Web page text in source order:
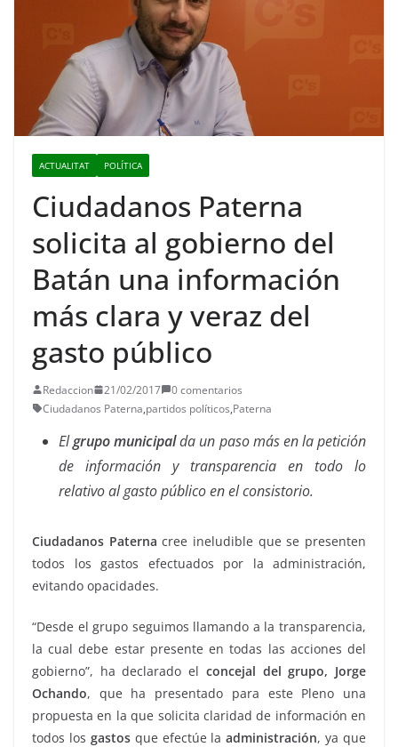
ACTUALITAT POLÍTICA
Ciudadanos Paterna
solicita al gobierno del
Batán una información
más clara y veraz del
gasto público
Redaccion 21/02/2017
0 comentarios
Ciudadanos Paterna,partidos políticos,Paterna
Elgrupo municipalda un paso más en la petición
de información y transparencia en todo lo
relativo al gasto público en el consistorio.
Ciudadanos Paterna cree ineludible que se presenten
todos los gastos efectuados por la administración,
evitando opacidades.
“Desde el grupo seguimos llamando a la transparencia,
la cual debe estar presente en todas las acciones del
gobierno”, ha declarado el concejal del grupo, Jorge
Ochando, que ha presentado para este Pleno una
propuesta en la que solicita claridad de información en
todos los gastosque efectúe laadministración, ya que